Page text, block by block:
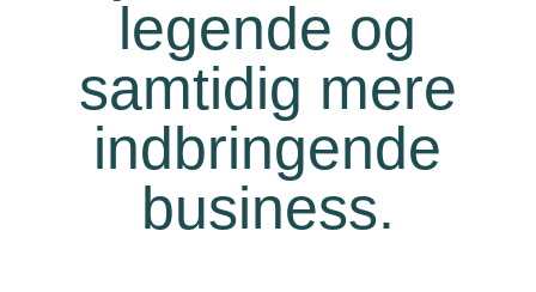
legende og
samtidig mere
indbringende
business.